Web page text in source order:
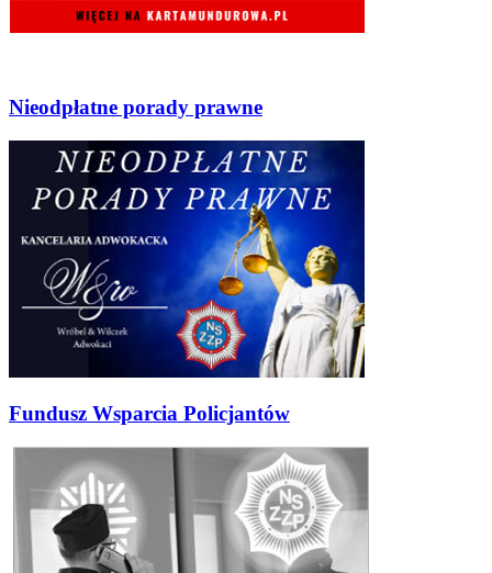
Nieodpłatne porady prawne
Fundusz Wsparcia Policjantów